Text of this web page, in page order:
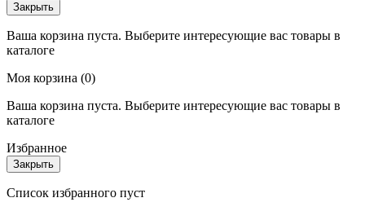
Закрыть
Ваша корзина пуста. Выберите интересующие вас товары в
каталоге
Моя корзина (0)
Ваша корзина пуста. Выберите интересующие вас товары в
каталоге
Избранное
Закрыть
Список избранного пуст